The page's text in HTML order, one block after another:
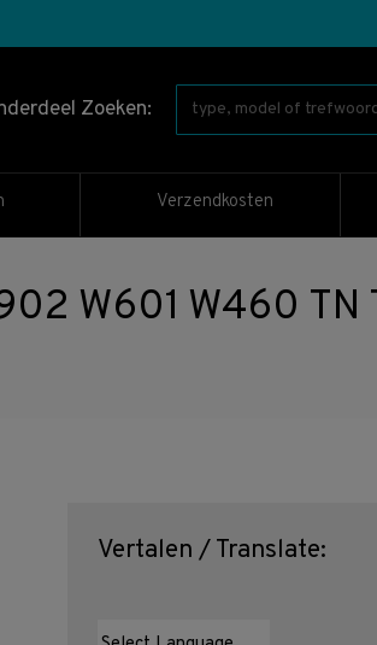
Zoeken:
Verzendkosten
W601 W460 TN
Vertalen / Translate: